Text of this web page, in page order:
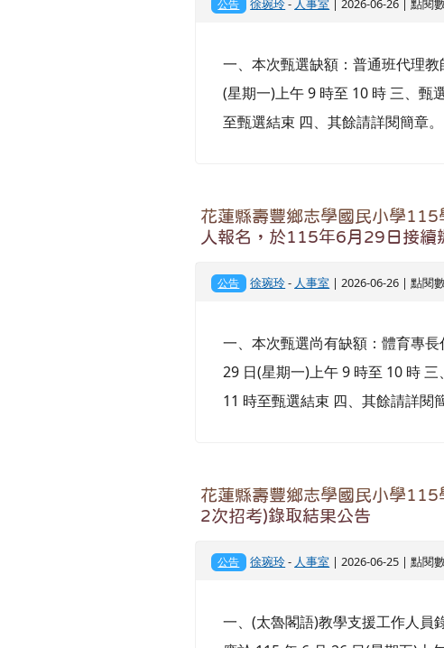
公告 徐琬玲- 人事室 | 2026-06-26 | 點閱
一、本次甄選缺額：普通班代理
(星期一)上午 9 時至 10 時 三、甄
至甄選結束 四、其餘請詳閱簡章。
花蓮縣壽豐鄉志學國民小學
人報名，於115年6月29日接續
公告 徐琬玲- 人事室 | 2026-06-26 | 點閱
一、本次甄選尚有缺額：體育專
29 日(星期一)上午 9 時至 10 時
11 時至甄選結束 四、其餘請詳閱簡
花蓮縣壽豐鄉志學國民小學
2次招考)錄取結果公告
公告 徐琬玲- 人事室 | 2026-06-25 | 點閱
一、(太魯閣語)教學支援工作人員